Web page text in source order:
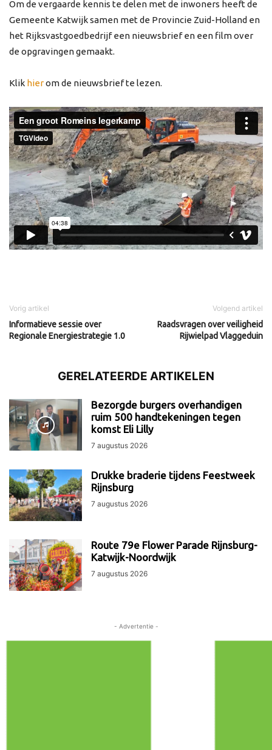
Om de vergaarde kennis te delen met de inwoners heeft de
Gemeente Katwijk samen met de Provincie Zuid-Holland en
het Rijksvastgoedbedrijf een nieuwsbrief en een film over
de opgravingen gemaakt.
Klik hierom de nieuwsbrief te lezen.
Vorig artikel
Informatieve sessie over
Regionale Energiestrategie 1.0
Volgend artikel
Raadsvragen over veiligheid
Rijwielpad Vlaggeduin
GERELATEERDE ARTIKELEN
Bezorgde burgers overhandigen
ruim 500 handtekeningen tegen
komst Eli Lilly
7 augustus 2026
Drukke braderie tijdens Feestweek
Rijnsburg
7 augustus 2026
Route 79e Flower Parade Rijnsburg-
Katwijk-Noordwijk
7 augustus 2026
- Advertentie -